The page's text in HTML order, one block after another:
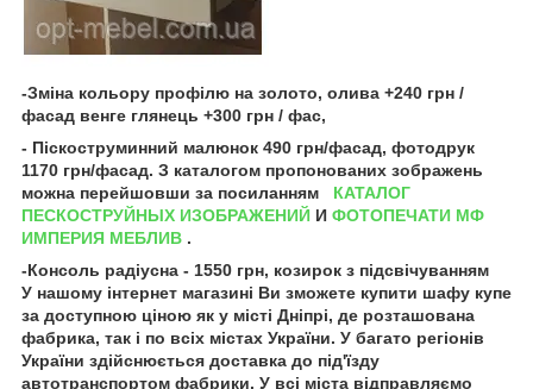
-Зміна кольору профілю на золото, олива +240 грн /
фасад венге глянець +300 грн / фас,
- Піскоструминний малюнок 490 грн/фасад, фотодрук
1170 грн/фасад. З каталогом пропонованих зображень
можна перейшовши за посиланням КАТАЛОГ
ПЕСКОСТРУЙНЫХ ИЗОБРАЖЕНИЙ И ФОТОПЕЧАТИ МФ
ИМПЕРИЯ МЕБЛИВ .
-Консоль радіусна - 1550 грн, козирок з підсвічуванням
У нашому інтернет магазині Ви зможете купити шафу купе
за доступною ціною як у місті Дніпрі, де розташована
фабрика, так і по всіх містах України. У багато регіонів
України здійснюється доставка до під'їзду
автотранспортом фабрики. У всі міста відправляємо